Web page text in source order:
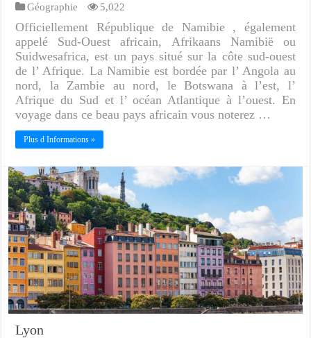
Géographie 5,022
Officiellement République de Namibie , également
appelé Sud-Ouest africain, Afrikaans Namibië ou
Suidwesafrica, est un pays situé sur la côte sud-ouest
de l’ Afrique. La Namibie est bordée par l’ Angola au
nord, la Zambie au nord, le Botswana à l’est, l’
Afrique du Sud et l’ océan Atlantique à l’ouest. En
voyage dans ce beau pays africain vous noterez …
Plus d Informations »
Lyon